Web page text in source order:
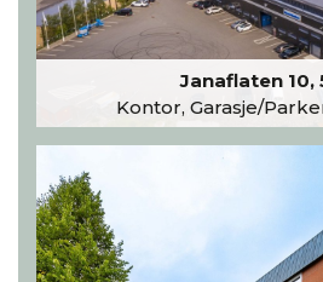
Janaflaten 10,
Kontor, Garasje/